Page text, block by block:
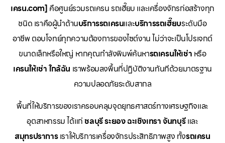
เครน.com] คือศูนย์รวมรถเครน รถเฮี๊ยบ และเครื่องจักรก่อสร้างทุก
ชนิด เราคือผู้นำด้านบริการรถเครนและบริการรถเฮี๊ยบระดับมือ
อาชีพ ตอบโจทย์ทุกความต้องการของไซต์งาน ไม่ว่าจะเป็นโปรเจกต์
ขนาดเล็กหรือใหญ่ หากคุณกำลังพิมพ์ค้นหารถเครนให้เช่า หรือ
เครนให้เช่าใกล้ฉัน เราพร้อมลงพื้นที่ปฏิบัติงานทันทีด้วยมาตรฐาน
ความปลอดภัยระดับสากล
พื้นที่ให้บริการของเราครอบคลุมจุดยุทธศาสตร์ทางเศรษฐกิจและ
อุตสาหกรรม ได้แก่ชลบุรีระยองฉะเชิงเทราจันทบุรีและ
สมุทรปราการเราให้บริการเครื่องจักรประสิทธิภาพสูง ทั้งรถเครน